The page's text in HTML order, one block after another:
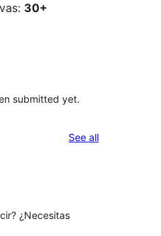
30+
submitted yet.
See allreviews
¿Necesitas